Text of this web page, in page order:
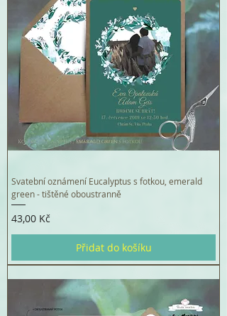
Svatební oznámení Eucalyptus s fotkou, emerald
green - tištěné oboustranně
Cena
43,00 Kč
Přidat do košíku